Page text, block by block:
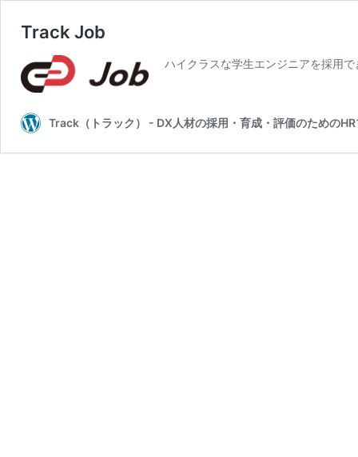
Track Job
ハイクラスな学⽣エンジニアを採⽤
Track（トラック） - DX人材の採用・育成・評価のための